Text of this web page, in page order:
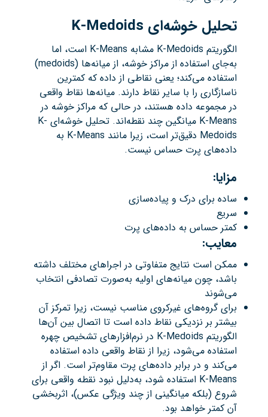
تحلیل خوشه‌ای
الگوریتم K-Medoids مشابه K-Means است، اما
به‌جای استفاده از مراکز خوشه، از میانه‌ها (medoids)
استفاده می‌کند؛ یعنی نقاطی از داده که کمترین
ناسازگاری را با سایر نقاط دارند. میانه‌ها نقاط واقعی
در مجموعه داده هستند، در حالی که مراکز خوشه در
K-Means میانگین چند نقطه‌اند. تحلیل خوشه‌ای K-
Medoids دقیق‌تر است، زیرا مانند K-Means به
داده‌های پرت حساس نیست.
مزایا:
ساده برای درک و پیاده‌سازی
سریع
کمتر حساس به داده‌های پرت
معایب:
ممکن است نتایج متفاوتی در اجراهای مختلف داشته
باشد، چون میانه‌های اولیه به‌صورت تصادفی انتخاب
می‌شوند
برای گروه‌های غیرکروی مناسب نیست، زیرا تمرکز آن
بیشتر بر نزدیکی نقاط داده است تا اتصال بین آن‌ها
الگوریتم K-Medoids در نرم‌افزارهای تشخیص چهره
استفاده می‌شود، زیرا از نقاط واقعی داده استفاده
می‌کند و در برابر داده‌های پرت مقاوم‌تر است. اگر از
K-Means استفاده شود، به‌دلیل نبود نقطه واقعی برای
شروع (بلکه میانگینی از چند ویژگی عکس)، اثربخشی
آن کمتر خواهد بود.